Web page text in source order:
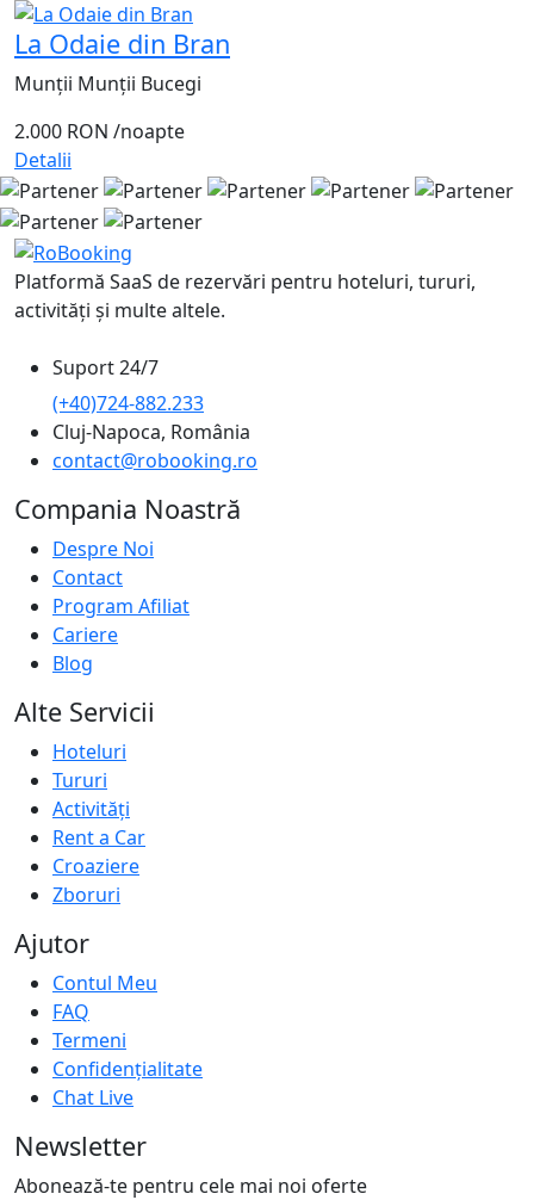
La Odaie din Bran
Munții Munții Bucegi
2.000 RON /noapte
Detalii
Platformă SaaS de rezervări pentru hoteluri, tururi,
activități și multe altele.
Suport 24/7
(+40)724-882.233
Cluj-Napoca, România
contact@robooking.ro
Compania Noastră
Despre Noi
Contact
Program Afiliat
Cariere
Blog
Alte Servicii
Hoteluri
Tururi
Activități
Rent a Car
Croaziere
Zboruri
Ajutor
Contul Meu
FAQ
Termeni
Confidențialitate
Chat Live
Newsletter
Abonează-te pentru cele mai noi oferte